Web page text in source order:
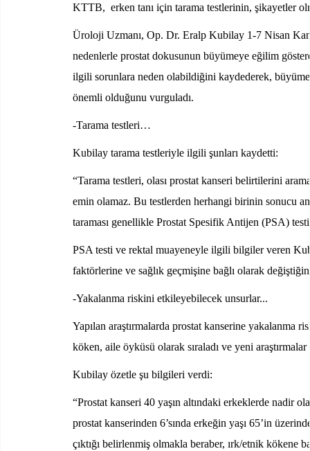
KTTB, erken tanı için tarama testlerinin, şikayetler
Üroloji Uzmanı, Op. Dr. Eralp Kubilay 1-7 Nisan
nedenlerle prostat dokusunun büyümeye eğilim
ilgili sorunlara neden olabildiğini kaydederek,
önemli olduğunu vurguladı.
-Tarama testleri…
Kubilay tarama testleriyle ilgili şunları kaydetti:
“Tarama testleri, olası prostat kanseri belirtilerini
emin olamaz. Bu testlerden herhangi birinin sonucu
taraması genellikle Prostat Spesifik Antijen (PSA)
PSA testi ve rektal muayeneyle ilgili bilgiler veren
faktörlerine ve sağlık geçmişine bağlı olarak
-Yakalanma riskini etkileyebilecek unsurlar...
Yapılan araştırmalarda prostat kanserine yakalanma
köken, aile öyküsü olarak sıraladı ve yeni
Kubilay özetle şu bilgileri verdi:
“Prostat kanseri 40 yaşın altındaki erkeklerde nadir
prostat kanserinden 6’sında erkeğin yaşı 65’in
çıktığı belirlenmiş olmakla beraber, ırk/etnik kökene